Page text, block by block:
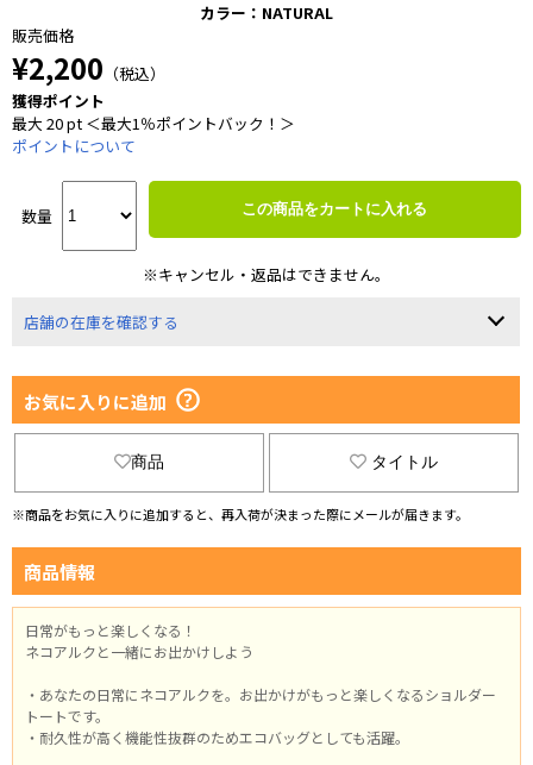
カラー：NATURAL
販売価格
¥2,200 （税込）
獲得ポイント
最大 20 pt ＜最大1％ポイントバック！＞
ポイントについて
数量 この商品をカートに入れる
※キャンセル・返品はできません。
店舗の在庫を確認する
お気に入りに追加
商品 タイトル
※商品をお気に入りに追加すると、再入荷が決まった際にメールが届きます。
商品情報
日常がもっと楽しくなる！
ネコアルクと一緒にお出かけしよう
・あなたの日常にネコアルクを。お出かけがもっと楽しくなるショルダー
トートです。
・耐久性が高く機能性抜群のためエコバッグとしても活躍。